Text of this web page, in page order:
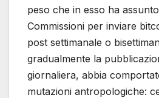
peso che in esso ha
Commissioni per inviare
post settimanale o
gradualmente la
giornaliera, abbia
mutazioni antropologiche: